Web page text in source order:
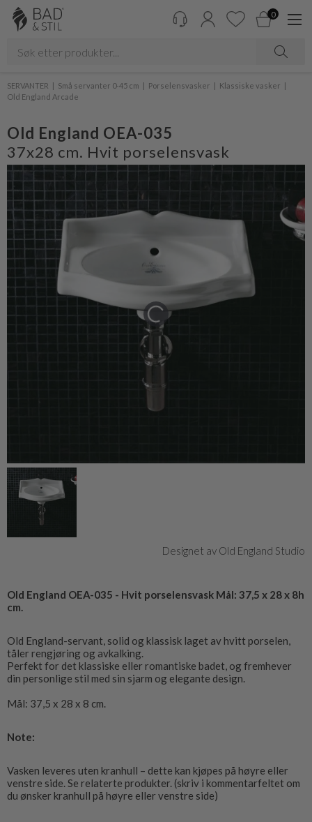
0
SERVANTER Små servanter 0-45 cm Porselensvasker
Klassiske vasker
Old England Arcade
Old England OEA-035
37x28 cm. Hvit porselensvask
Designet av Old England Studio
Old England OEA-035 - Hvit porselensvask Mål: 37,5 x 28 x 8h
cm.
Old England-servant, solid og klassisk laget av hvitt porselen,
tåler rengjøring og avkalking.
Perfekt for det klassiske eller romantiske badet, og fremhever
din personlige stil med sin sjarm og elegante design.
Mål: 37,5 x 28 x 8 cm.
Note:
Vasken leveres uten kranhull – dette kan kjøpes på høyre eller
venstre side. Se relaterte produkter. (skriv i kommentarfeltet om
du ønsker kranhull på høyre eller venstre side)